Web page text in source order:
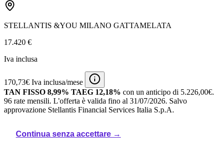
STELLANTIS &YOU MILANO GATTAMELATA
17.420 €
Iva inclusa
170,73€ Iva inclusa/mese
TAN FISSO 8,99% TAEG 12,18% con un anticipo di 5.226,00€.
96 rate mensili. L'offerta è valida fino al 31/07/2026. Salvo
approvazione Stellantis Financial Services Italia S.p.A.
Continua senza accettare →